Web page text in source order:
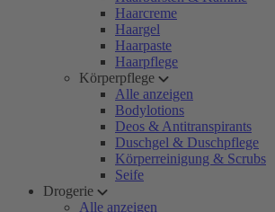
Haarcreme
Haargel
Haarpaste
Haarpflege
Körperpflege
Alle anzeigen
Bodylotions
Deos & Antitranspirants
Duschgel & Duschpflege
Körperreinigung & Scrubs
Seife
Drogerie
Alle anzeigen